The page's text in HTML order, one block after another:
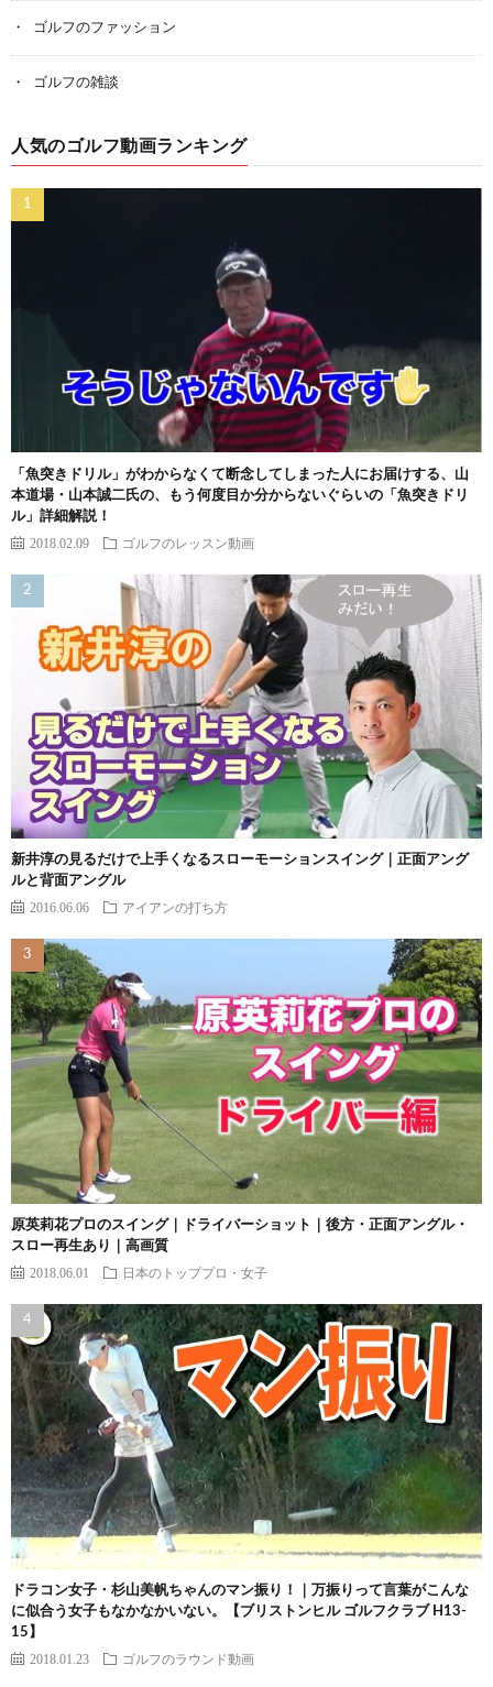
ゴルフのファッション
ゴルフの雑談
人気のゴルフ動画ランキング
「魚突きドリル」がわからなくて断念してしまった人にお届けする、山
本道場・山本誠二氏の、もう何度目か分からないぐらいの「魚突きドリ
ル」詳細解説！
2018.02.09 ゴルフのレッスン動画
新井淳の見るだけで上手くなるスローモーションスイング｜正面アング
ルと背面アングル
2016.06.06 アイアンの打ち方
原英莉花プロのスイング｜ドライバーショット｜後方・正面アングル・
スロー再生あり｜高画質
2018.06.01 日本のトッププロ・女子
ドラコン女子・杉山美帆ちゃんのマン振り！｜万振りって言葉がこんな
に似合う女子もなかなかいない。【ブリストンヒル ゴルフクラブ H13-
15】
2018.01.23 ゴルフのラウンド動画